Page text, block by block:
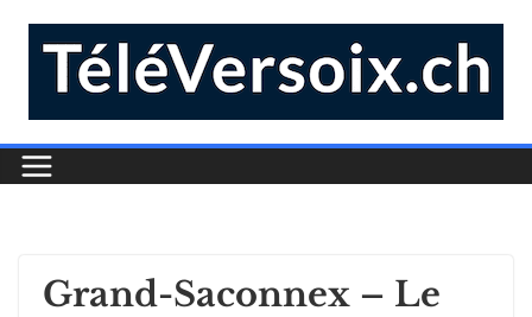
Grand-Saconnex – Le